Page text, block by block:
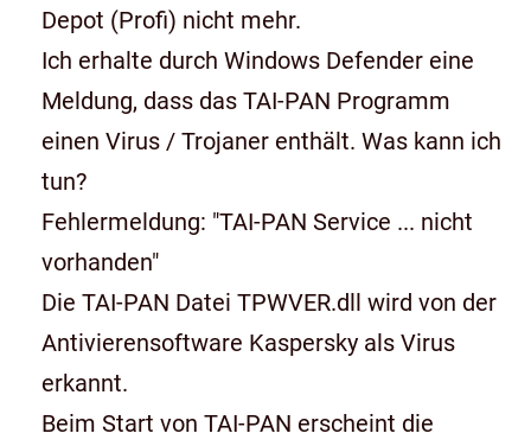
Depot (Profi) nicht mehr.
Ich erhalte durch Windows Defender eine
Meldung, dass das TAI-PAN Programm
einen Virus / Trojaner enthält. Was kann ich
tun?
Fehlermeldung: "TAI-PAN Service ... nicht
vorhanden"
Die TAI-PAN Datei TPWVER.dll wird von der
Antivierensoftware Kaspersky als Virus
erkannt.
Beim Start von TAI-PAN erscheint die